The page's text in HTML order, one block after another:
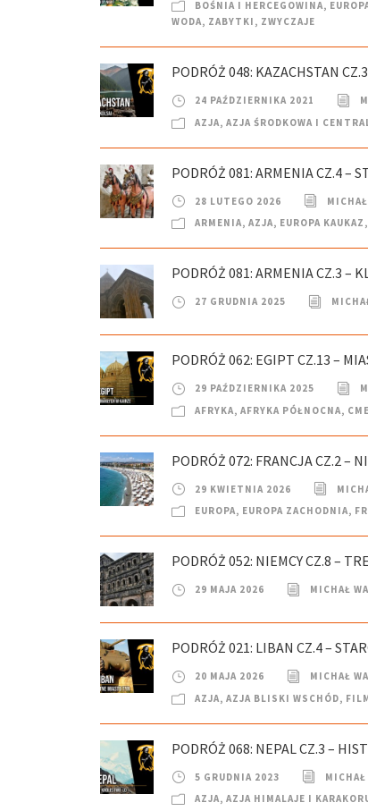
BOŚNIA I HERCEGOWINA,
WODA, ZABYTKI , ZWYCZAJE
PODRÓŻ 048: KAZACHSTAN
24 PAŹDZIERNIKA 2021
AZJA, AZJA ŚRODKOWA I
PODRÓŻ 081: ARMENIA CZ.4 –
28 LUTEGO 2026
ARMENIA, AZJA, EUROPA KAUKAZ ,
PODRÓŻ 081: ARMENIA CZ.3 –
27 GRUDNIA 2025
PODRÓŻ 062: EGIPT CZ.13 –
29 PAŹDZIERNIKA 2025
AFRYKA, AFRYKA PÓŁNOCNA,
PODRÓŻ 072: FRANCJA CZ.2 –
29 KWIETNIA 2026
EUROPA, EUROPA ZACHODNIA,
PODRÓŻ 052: NIEMCY CZ.8 –
29 MAJA 2026 MICHAŁ
PODRÓŻ 021: LIBAN CZ.4 –
20 MAJA 2026
MICHAŁ
AZJA, AZJA BLISKI WSCHÓD,
PODRÓŻ 068: NEPAL CZ.3 –
5 GRUDNIA 2023
MICHAŁ
AZJA, AZJA HIMALAJE I